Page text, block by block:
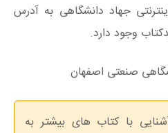
جهاد دانشگاهی به آدرس
صنعتی اصفهان
با کتاب های بیشتر به